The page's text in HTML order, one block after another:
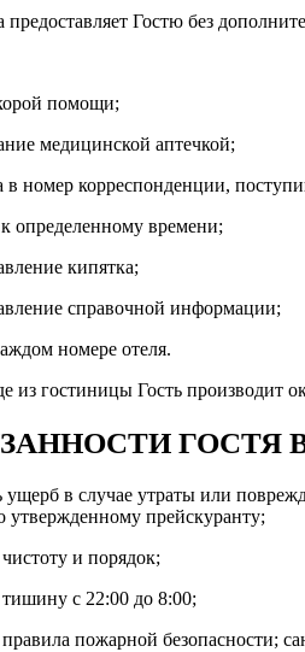
предоставляет Гостю без
помощи;
медицинской аптечкой;
в номер корреспонденции,
определенному времени;
кипятка;
справочной информации;
номере отеля.
из гостиницы Гость производит
ГОСТЯ
ущерб в случае утраты или
утвержденному прейскуранту;
и порядок;
с 22:00 до 8:00;
пожарной безопасности;